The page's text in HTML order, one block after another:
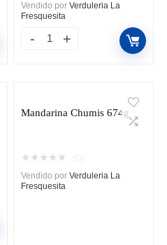
Vendido por Verduleria La
Fresquesita
Limón
cantidad
Mandarina Chumis 674g
★ ★ ★ ★ ★
Vendido por Verduleria La
Fresquesita